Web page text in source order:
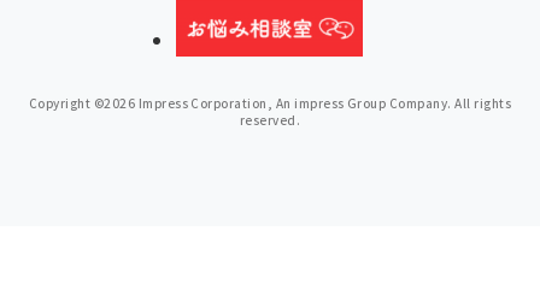
Copyright ©2026 Impress Corporation, An impress Group Company. All rights
reserved.